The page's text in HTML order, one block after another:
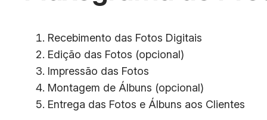
Recebimento das Fotos Digitais
Edição das Fotos (opcional)
Impressão das Fotos
Montagem de Álbuns (opcional)
Entrega das Fotos e Álbuns aos Clientes